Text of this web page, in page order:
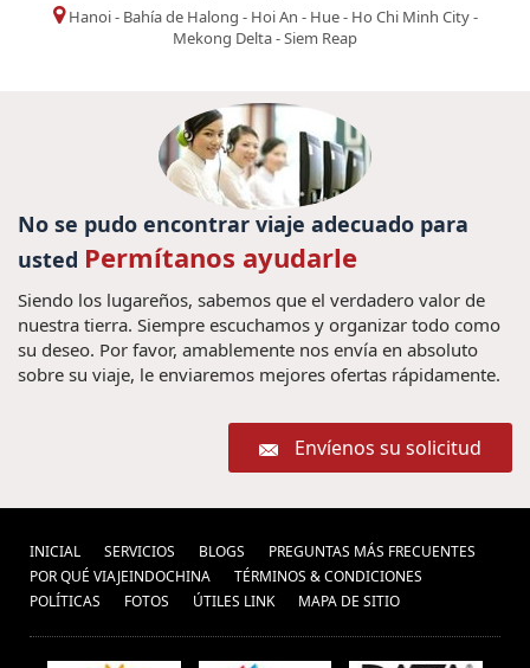
Hanoi- Bahía de Halong - Hoi An - Hue- Ho Chi Minh City-
Mekong Delta-Siem Reap
No se pudo encontrar viaje adecuado para
usted Permítanos ayudarle
Siendo los lugareños, sabemos que el verdadero valor de
nuestra tierra. Siempre escuchamos y organizar todo como
su deseo. Por favor, amablemente nos envía en absoluto
sobre su viaje, le enviaremos mejores ofertas rápidamente.
Envíenos su solicitud
INICIAL SERVICIOS BLOGS
PREGUNTAS MÁS FRECUENTES
POR QUÉ VIAJEINDOCHINA
TÉRMINOS & CONDICIONES
POLÍ­TICAS
FOTOS ÚTILES LINK MAPA DE SITIO